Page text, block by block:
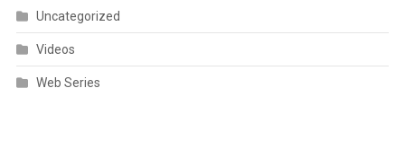
Uncategorized
Videos
Web Series